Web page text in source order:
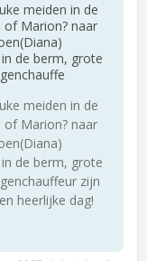
meiden in de
Marion? naar
de berm, grote
meiden in de
Marion? naar
de berm, grote
zijn
heerlijke dag!